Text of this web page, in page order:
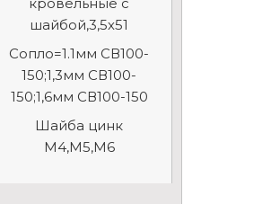
шайбой,3,5х51
Сопло=1.1мм СВ100-
150;1,3мм СВ100-
150;1,6мм СВ100-150
Шайба цинк
М4,М5,М6